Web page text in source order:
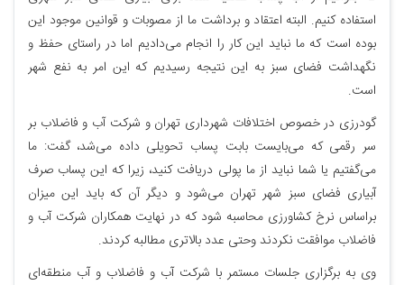
استفاده کنیم. البته اعتقاد و برداشت ما از مصوبات و قوانین موجود این
بوده است که ما نباید این کار را انجام می‌دادیم اما در راستای حفظ و
نگهداشت فضای سبز به این نتیجه رسیدیم که این امر به نفع شهر
است.
گودرزی در خصوص اختلافات شهرداری تهران و شرکت آب و فاضلاب بر
سر رقمی که می‌بایست بابت پساب تحویلی داده می‌شد، گفت: ما
می‌گفتیم یا شما نباید از ما پولی دریافت کنید، زیرا که این پساب صرف
آبیاری فضای سبز شهر تهران می‌شود و دیگر آن که باید این میزان
براساس نرخ کشاورزی محاسبه شود که در نهایت همکاران شرکت آب و
فاضلاب موافقت نکردند وحتی عدد بالاتری مطالبه کردند.
وی به برگزاری جلسات مستمر با شرکت آب و فاضلاب و آب منطقه‌ای